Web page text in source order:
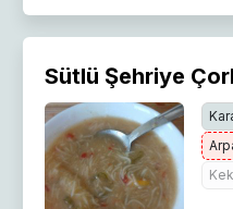
Sütlü Şehriye